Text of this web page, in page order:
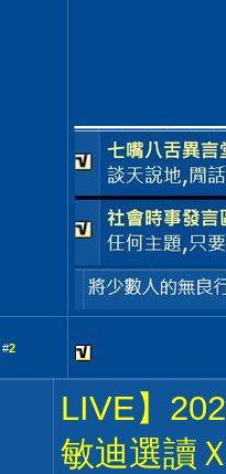
#2
LIVE】
敏迪選讀